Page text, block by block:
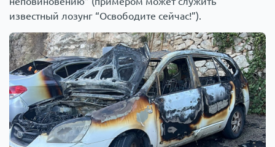
известный лозунг “Освободите сейчас!”).